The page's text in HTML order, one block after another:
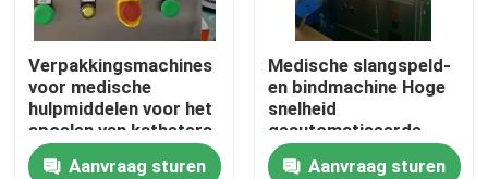
Verpakkingsmachines
voor medische
hulpmiddelen voor het
spoelen van katheters
met ballonnen van
HDPEAanvraag sturen
Medische slangspeld-
en bindmachine Hoge
snelheid
geautomatiseerde
manipulator
Opererende wikkeling
Aanvraag sturen